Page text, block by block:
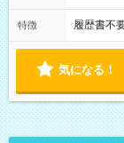
特徴 履歴書不
気になる！